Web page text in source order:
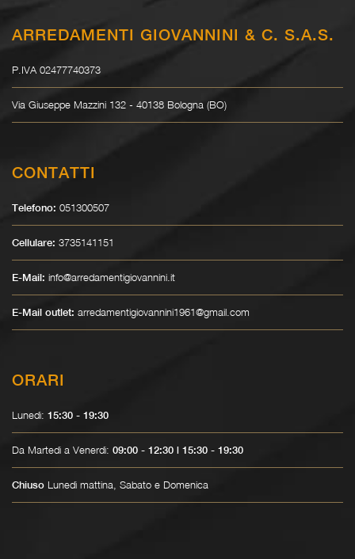
ARREDAMENTI GIOVANNINI & C. S.A.S.
P.IVA 02477740373
Via Giuseppe Mazzini 132 - 40138 Bologna (BO)
CONTATTI
Telefono: 051300507
Cellulare: 3735141151
E-Mail: info@arredamentigiovannini.it
E-Mail outlet: arredamentigiovannini1961@gmail.com
ORARI
Lunedì: 15:30 - 19:30
Da Martedì a Venerdì: 09:00 - 12:30 | 15:30 - 19:30
Chiuso Lunedì mattina, Sabato e Domenica